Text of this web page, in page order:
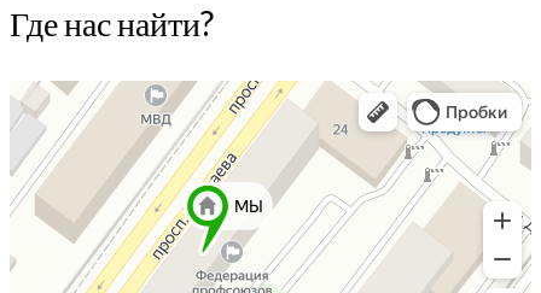
Где нас найти?